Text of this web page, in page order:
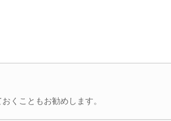
くこともお勧めします。